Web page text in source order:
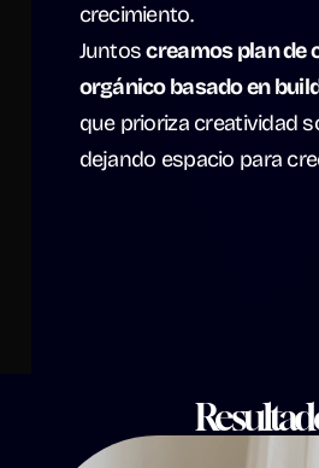
crecimiento.
Juntos creamos plan de
orgánico basado en
que prioriza creatividad
dejando espacio para